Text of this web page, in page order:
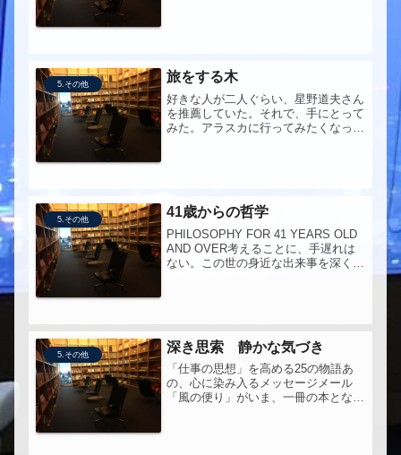
5.その他 旅をする木
好きな人が二人ぐらい、星野道夫さん
を推薦していた。それで、手にとって
みた。アラスカに行ってみたくなっ
5.その他 41歳からの哲学
PHILOSOPHY FOR 41 YEARS OLD
AND OVER考えることに、手遅れは
ない。この世の身近な出来事を深くや
5.その他 深き思索 静かな気づき
「仕事の思想」を高める25の物語あ
の、心に染み入るメッセージメール
「風の便り」がいま、一冊の本となっ